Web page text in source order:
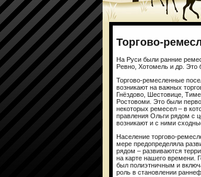
Торгово-
На Руси были ранние
Ревно, Хотомель и др. Это
Торгово-ремесленные
возникают на важных
Гнёздово, Шестовице,
Ростовоми. Это были
некоторых ремесел – в
правления Ольги рядом с
возникают и с ними
Население торгово-
мере предопределяла
рядом – развиваются
на карте нашего времени.
был полиэтничным и
роль в становлении